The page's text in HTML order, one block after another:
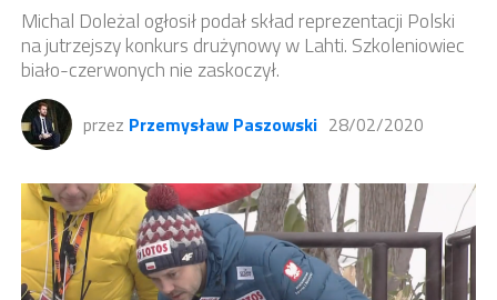
Michal Doleżal ogłosił podał skład reprezentacji Polski
na jutrzejszy konkurs drużynowy w Lahti. Szkoleniowiec
biało-czerwonych nie zaskoczył.
przez Przemysław Paszowski 28/02/2020